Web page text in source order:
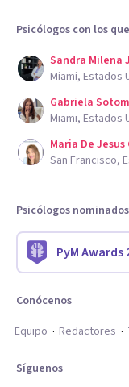
Psicólogos con los
Sandra Milena
Miami, Estados
Gabriela
Miami, Estados
Maria De
San Francisco,
Psicólogos
PyM Awards
Conócenos
Equipo
Redactores
Síguenos